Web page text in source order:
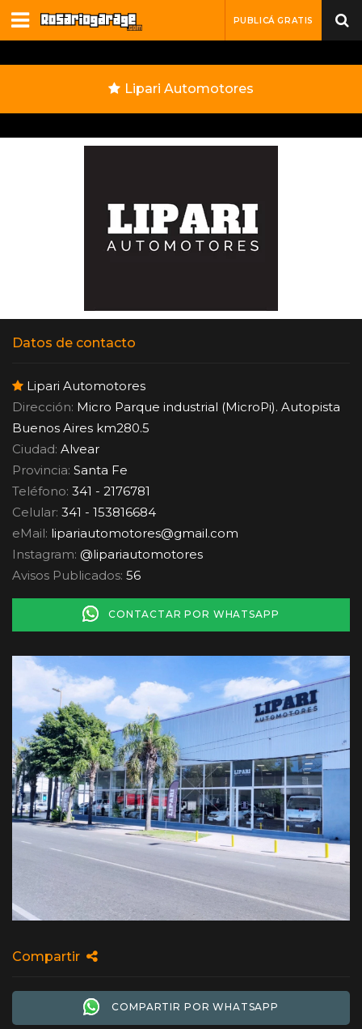
PUBLICÁ GRATIS
Lipari Automotores
Datos de contacto
Lipari Automotores
Dirección: Micro Parque industrial (MicroPi). Autopista
Buenos Aires km280.5
Ciudad: Alvear
Provincia: Santa Fe
Teléfono: 341 - 2176781
Celular: 341 - 153816684
eMail: lipariautomotores@gmail.com
Instagram: @lipariautomotores
Avisos Publicados: 56
CONTACTAR POR WHATSAPP
Compartir
COMPARTIR POR WHATSAPP